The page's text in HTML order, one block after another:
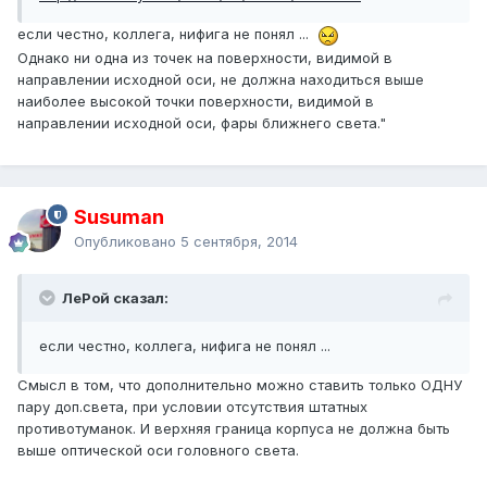
если честно, коллега, нифига не понял ...
Однако ни одна из точек на поверхности, видимой в
направлении исходной оси, не должна находиться выше
наиболее высокой точки поверхности, видимой в
направлении исходной оси, фары ближнего света."
Susuman
Опубликовано 5 сентября, 2014
ЛеРой сказал:
если честно, коллега, нифига не понял ...
Смысл в том, что дополнительно можно ставить только ОДНУ
пару доп.света, при условии отсутствия штатных
противотуманок. И верхняя граница корпуса не должна быть
выше оптической оси головного света.